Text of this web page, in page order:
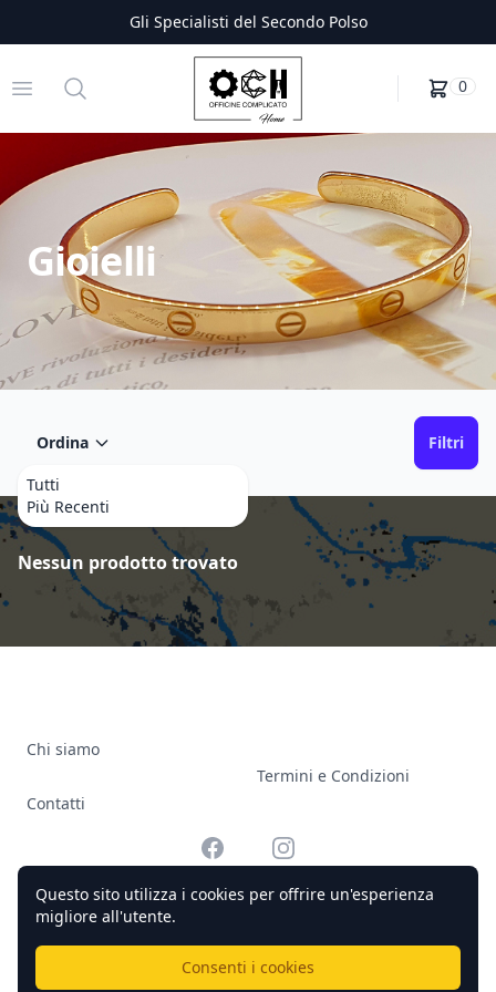
Gli Specialisti del Secondo Polso
Open menu
Search
Officine Complicato
0
Gioielli
Ordina
Tutti
Più Recenti
Filtri
Prodotti
Nessun prodotto trovato
Questo sito utilizza i cookies per offrire un'esperienza
migliore all'utente.
Consenti i cookies
Chi siamo
Contatti
Termini e Condizioni
FacebookInstagram
© 2026 Officine Complicato Tutti i diritti riservati.